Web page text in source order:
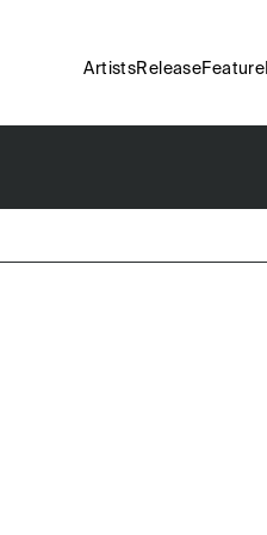
ArtistsReleaseFeature